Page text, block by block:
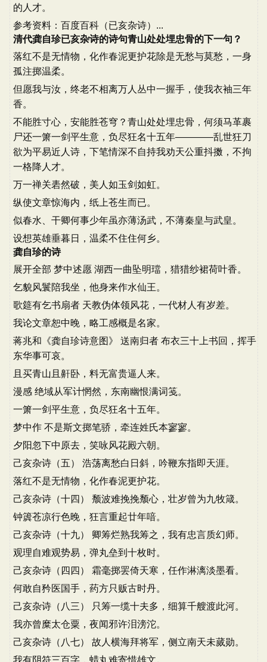
的人才。
参考资料：百度百科（已亥杂诗）...
清代龚自珍已亥杂诗的诗句青山处处埋忠骨的下一句？
落红不是无情物，化作春泥更护花除是无愁与莫愁，一身
孤注掷温柔。
但愿我与汝，终老不相离万人丛中一握手，使我衣袖三年
香。
不能胜寸心，安能胜苍穹？青山处处埋忠骨，何须马革裹
尸还一箫一剑平生意，负尽狂名十五年————乱世狂刀
欲为平易近人诗，下笔情深不自持我劝天公重抖擞，不拘
一格降人才。
万一禅关砉然破，美人如玉剑如虹。
纵使文章惊海内，纸上苍生而已。
似春水、干卿何事少年虽亦薄汤武，不薄秦皇与武皇。
设想英雄垂暮日，温柔不住住何乡。
龚自珍的诗
展开全部 梦中述愿 湖西一曲坠明璫，猎猎纱裙荷叶香。
乞貌风鬟陪我坐，他身来作水仙王。
歌筵有乞书扇者 天教伪体领风花，一代材人有岁差。
我论文章恕中晚，略工感概是名家。
蒋兆和《龚自珍诗意图》 送南归者 布衣三十上书回，挥手
东华事可哀。
且买青山且鼾卧，料无富贵逼人来。
漫感 绝域从军计惘然，东南幽恨满词笺。
一箫一剑平生意，负尽狂名十五年。
梦中作 不是斯文掷笔骄，牵连姓氏本寥寥。
夕阳忽下中原去，笑咏风花殿六朝。
己亥杂诗（五） 浩荡离愁白日斜，吟鞭东指即天涯。
落红不是无情物，化作春泥更护花。
己亥杂诗（十四） 颓波难挽挽颓心，壮岁曾为九牧箴。
钟簴苍凉行色晚，狂言重起廿年喑。
己亥杂诗（十九） 卿筹烂熟我筹之，我有忠言质幻师。
观理自难观势易，弹丸垒到十枚时。
己亥杂诗（四四） 霜毫掷罢倚天寒，任作淋漓淡墨看。
何敢自矜医国手，药方只贩古时丹。
己亥杂诗（八三） 只筹一缆十夫多，细算千艘渡此河。
我亦曾糜太仓粟，夜闻邪许泪滂沱。
己亥杂诗（八七） 故人横海拜将军，侧立南天未蒇勋。
我有阴符三百字，蜡丸难寄惜雄文。